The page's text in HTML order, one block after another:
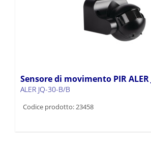
Sensore di movimento PIR ALER
ALER JQ-30-B/B
Codice prodotto: 23458